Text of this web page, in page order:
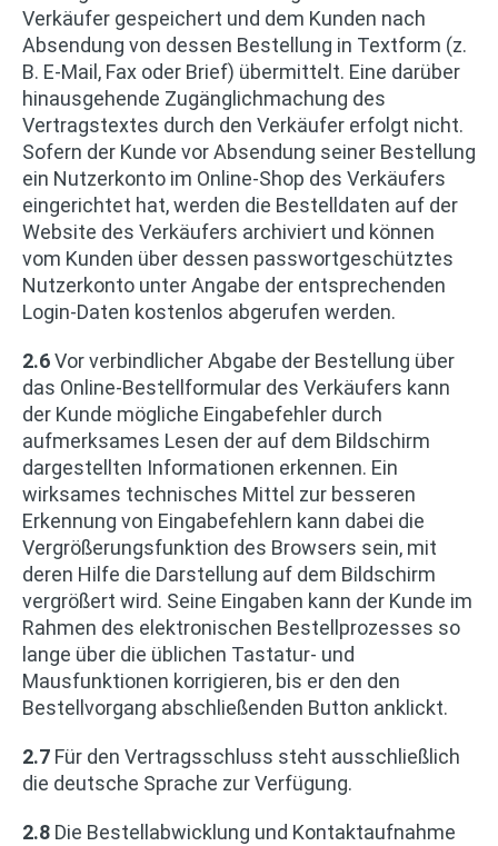
Verkäufer gespeichert und dem Kunden nach
Absendung von dessen Bestellung in Textform (z.
B. E-Mail, Fax oder Brief) übermittelt. Eine darüber
hinausgehende Zugänglichmachung des
Vertragstextes durch den Verkäufer erfolgt nicht.
Sofern der Kunde vor Absendung seiner Bestellung
ein Nutzerkonto im Online-Shop des Verkäufers
eingerichtet hat, werden die Bestelldaten auf der
Website des Verkäufers archiviert und können
vom Kunden über dessen passwortgeschütztes
Nutzerkonto unter Angabe der entsprechenden
Login-Daten kostenlos abgerufen werden.
2.6Vor verbindlicher Abgabe der Bestellung über
das Online-Bestellformular des Verkäufers kann
der Kunde mögliche Eingabefehler durch
aufmerksames Lesen der auf dem Bildschirm
dargestellten Informationen erkennen. Ein
wirksames technisches Mittel zur besseren
Erkennung von Eingabefehlern kann dabei die
Vergrößerungsfunktion des Browsers sein, mit
deren Hilfe die Darstellung auf dem Bildschirm
vergrößert wird. Seine Eingaben kann der Kunde im
Rahmen des elektronischen Bestellprozesses so
lange über die üblichen Tastatur- und
Mausfunktionen korrigieren, bis er den den
Bestellvorgang abschließenden Button anklickt.
2.7 Für den Vertragsschluss steht ausschließlich
die deutsche Sprache zur Verfügung.
2.8 Die Bestellabwicklung und Kontaktaufnahme